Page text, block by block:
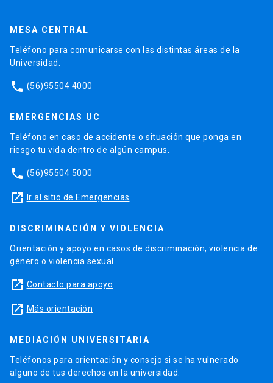
MESA CENTRAL
Teléfono para comunicarse con las distintas áreas de la
Universidad.
phone (56)95504 4000
EMERGENCIAS UC
Teléfono en caso de accidente o situación que ponga en
riesgo tu vida dentro de algún campus.
phone (56)95504 5000
launch Ir al sitio de Emergencias
DISCRIMINACIÓN Y VIOLENCIA
Orientación y apoyo en casos de discriminación, violencia de
género o violencia sexual.
launch Contacto para apoyo
launch Más orientación
MEDIACIÓN UNIVERSITARIA
Teléfonos para orientación y consejo si se ha vulnerado
alguno de tus derechos en la universidad.